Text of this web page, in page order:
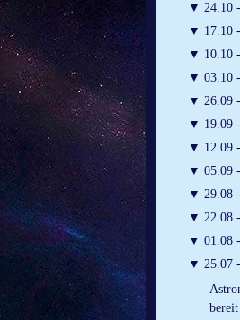
▼ 24.10
▼ 17.10
▼ 10.10
▼ 03.10
▼ 26.09
▼ 19.09
▼ 12.09
▼ 05.09
▼ 29.08
▼ 22.08
▼ 01.08
▼ 25.07